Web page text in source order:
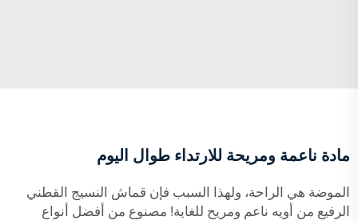
مادة ناعمة ومريحة للارتداء طوال اليوم
الموضة هي الراحة، ولهذا السبب فإن قماش النسيج القطني
الرفيع من أويه ناعم ومريح للغاية! مصنوع من أفضل أنواع